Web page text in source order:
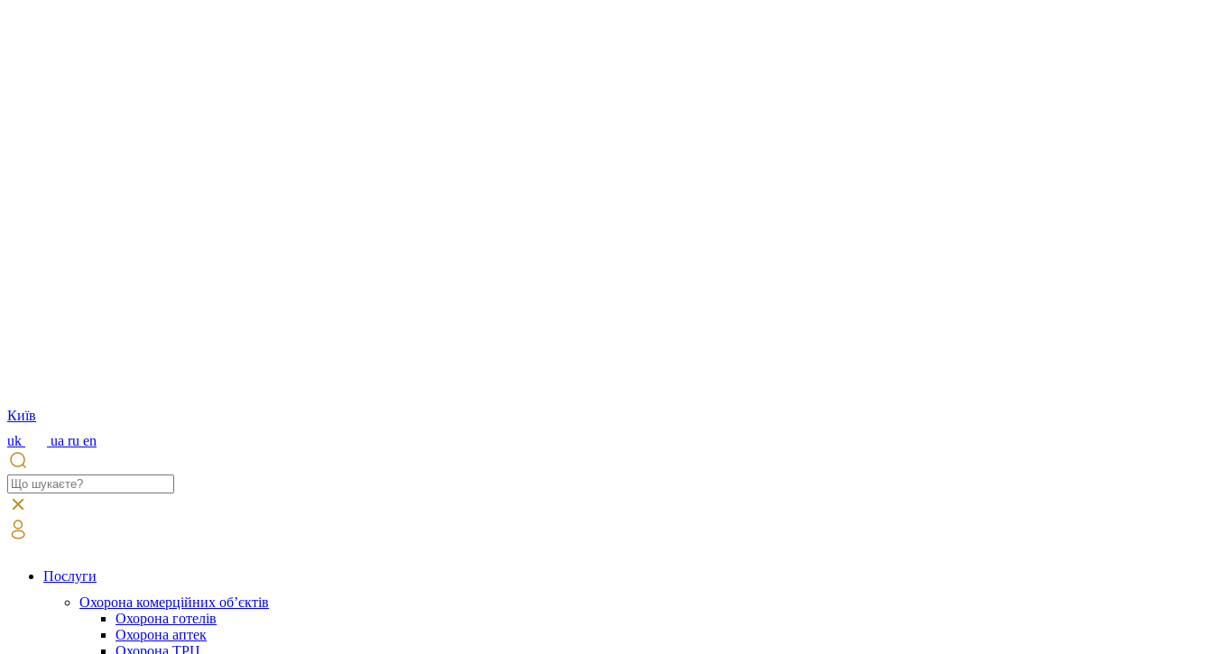
Київ
uk
ua ru en
Послуги
Охорона комерційних об’єктів
Охорона готелів
Охорона аптек
Охорона ТРЦ